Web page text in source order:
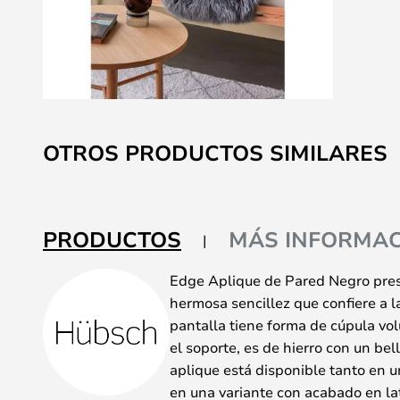
al
comienzo
galería
de
OTROS PRODUCTOS SIMILARES
PRODUCTOS MÁS
Edge Aplique de Pared Negro
hermosa sencillez que confiere a
pantalla tiene forma de cúpula
el soporte, es de hierro con un
aplique está disponible tanto en
en una variante con acabado en